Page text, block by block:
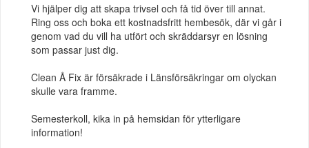
Vi hjälper dig att skapa trivsel och få tid över till annat.
Ring oss och boka ett kostnadsfritt hembesök, där vi går i
genom vad du vill ha utfört och skräddarsyr en lösning
som passar just dig.
Clean Å Fix är försäkrade i Länsförsäkringar om olyckan
skulle vara framme.
Semesterkoll, kika in på hemsidan för ytterligare
information!